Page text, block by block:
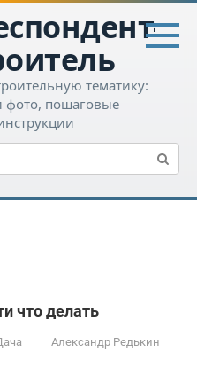
тематику:
фото, пошаговые
что делать
Александр Редькин